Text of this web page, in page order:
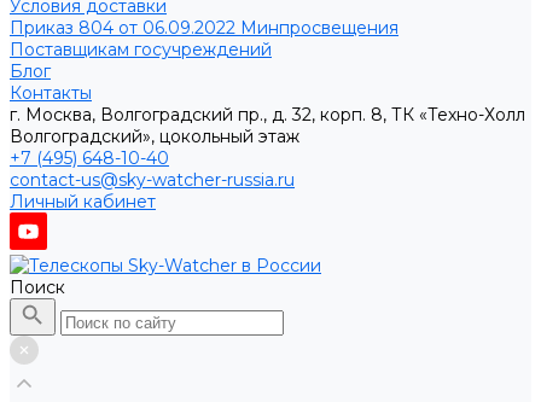
Условия доставки
Приказ 804 от 06.09.2022 Минпросвещения
Поставщикам госучреждений
Блог
Контакты
г. Москва, Волгоградский пр., д. 32, корп. 8, ТК «Техно-Холл
Волгоградский», цокольный этаж
+7 (495) 648-10-40
contact-us@sky-watcher-russia.ru
Личный кабинет
Поиск